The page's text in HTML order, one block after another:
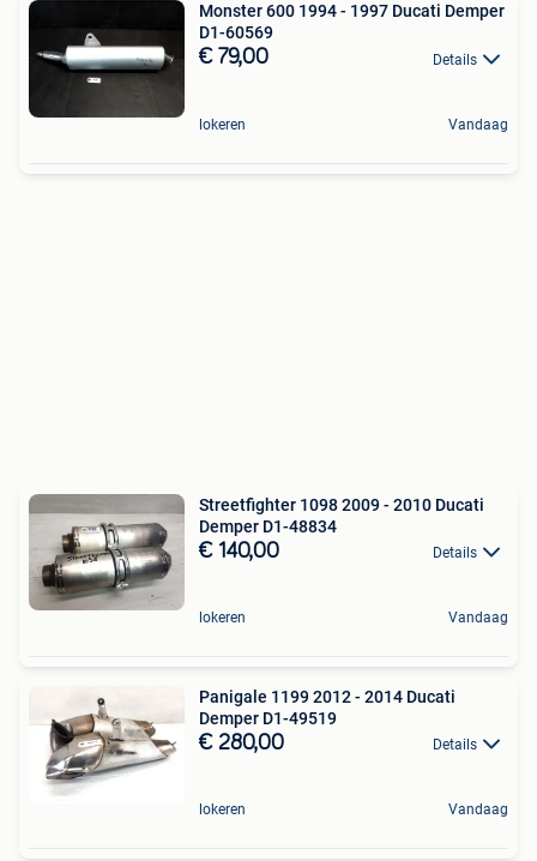
Monster 600 1994 - 1997 Ducati Demper
D1-60569
€ 79,00 Details
lokeren Vandaag
Streetfighter 1098 2009 - 2010 Ducati
Demper D1-48834
€ 140,00 Details
lokeren Vandaag
Panigale 1199 2012 - 2014 Ducati
Demper D1-49519
€ 280,00 Details
lokeren Vandaag